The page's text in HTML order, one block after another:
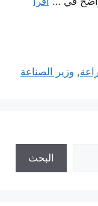
, وزير الصناعة
البحث